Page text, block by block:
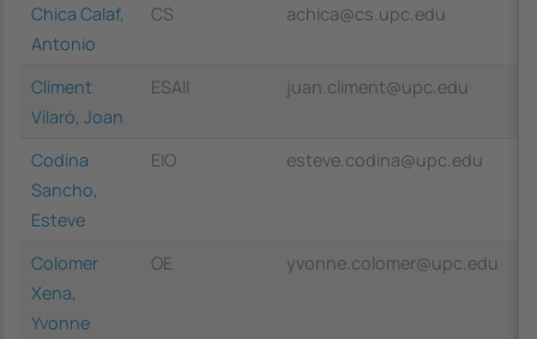
Chica Calaf,
Antonio
CS achica@cs.upc.edu
Climent
Vilaró, Joan
ESAII juan.climent@upc.edu
Codina
Sancho,
Esteve
EIO esteve.codina@upc.edu
Colomer
Xena,
Yvonne
OE yvonne.colomer@upc.edu